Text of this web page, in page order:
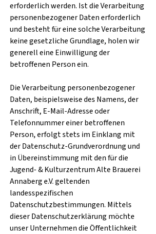
erforderlich werden. Ist die Verarbeitung
personenbezogener Daten erforderlich
und besteht für eine solche Verarbeitung
keine gesetzliche Grundlage, holen wir
generell eine Einwilligung der
betroffenen Person ein.
Die Verarbeitung personenbezogener
Daten, beispielsweise des Namens, der
Anschrift, E-Mail-Adresse oder
Telefonnummer einer betroffenen
Person, erfolgt stets im Einklang mit
der Datenschutz-Grundverordnung und
in Übereinstimmung mit den für die
Jugend- & Kulturzentrum Alte Brauerei
Annaberg e.V. geltenden
landesspezifischen
Datenschutzbestimmungen. Mittels
dieser Datenschutzerklärung möchte
unser Unternehmen die Öffentlichkeit